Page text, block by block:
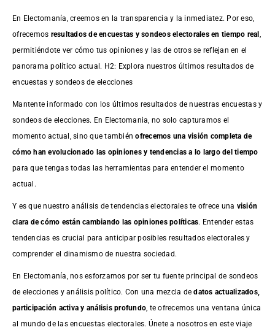
En Electomanía, creemos en la transparencia y la inmediatez. Por eso,
ofrecemos resultados deencuestas y sondeos electorales en tiempo real
permitiéndote ver cómo tus opiniones y las de otros se reflejan en el
panorama político actual. H2: Explora nuestros últimos resultados de
encuestas y sondeos de elecciones
Mantente informado con los últimos resultados de nuestras encuestasy
sondeos de elecciones. En Electomania, no solo capturamos el
momento actual, sino que tambiénofrecemos una visión completa de
cómo han evolucionado las opiniones y tendencias a lo largo del tiempo
para que tengas todas las herramientas para entender el momento
actual.
Y es que nuestro análisis de tendencias electorales te ofrece una visión
clara de cómo están cambiando las opiniones políticas. Entender estas
tendencias es crucial para anticipar posibles resultados electorales y
comprender el dinamismo de nuestra sociedad.
En Electomanía, nos esforzamos por ser tu fuente principal de sondeos
de elecciones y análisis político. Con una mezcla dedatos actualizados,
participación activa y análisis profundo , te ofrecemos una ventana única
al mundo de las encuestas electorales. Únete a nosotros en este viaje